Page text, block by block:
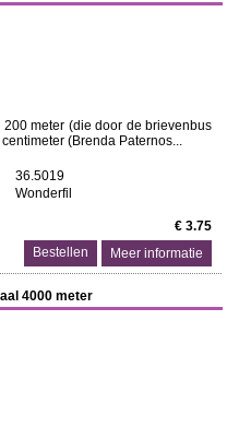
meter (die door de brievenbus
(Brenda Paternos...
36.5019
Wonderfil
€ 3.75
Meer informatie
4000 meter